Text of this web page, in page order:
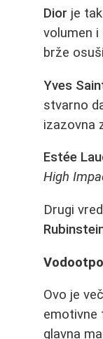
Dior je
volumen
brže
Yves
stvarno
izazovna
Estée
High
Drugi
Ovo je
emotivne
glavna